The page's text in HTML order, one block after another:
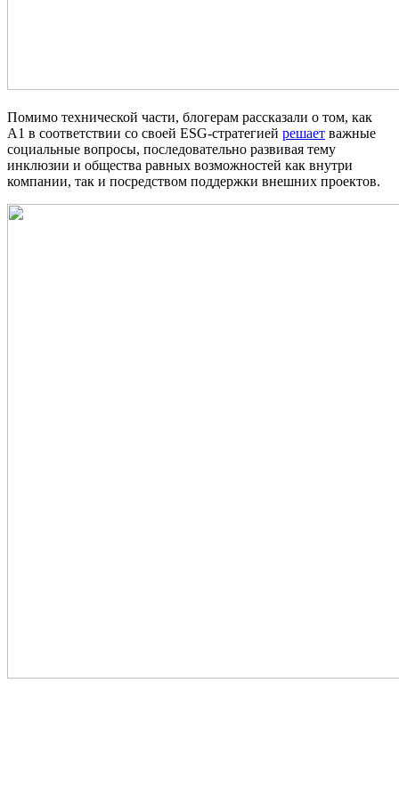
Помимо технической части, блогерам рассказали о том, как
А1 в соответствии со своей ESG-стратегией решает важные
социальные вопросы, последовательно развивая тему
инклюзии и общества равных возможностей как внутри
компании, так и посредством поддержки внешних проектов.